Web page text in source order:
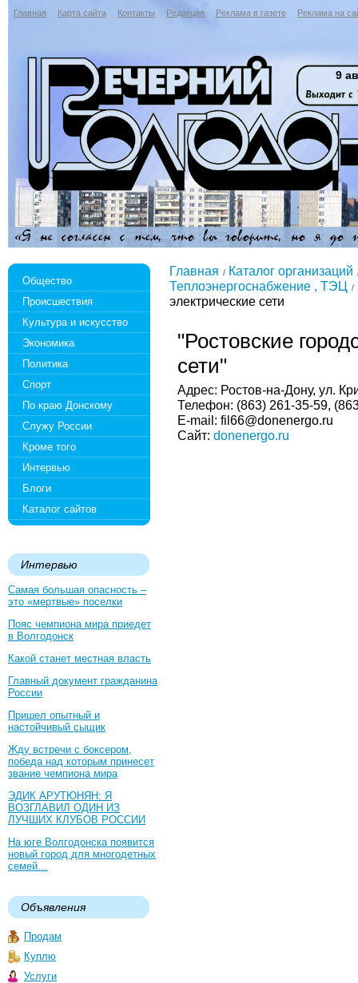
Главная Карта сайта Контакты Редакция Реклама в газете Реклама на
9
Общество
Происшествия
Культура и искусство
Экономика
Политика
Спорт
По краю Донскому
Служу России
Кроме того
Интервью
Блоги
Каталог сайтов
Интервью
Самая большая опасность –
это «мертвые» поселки
Пояс чемпиона мира приедет
в Волгодонск
Какой станет местная власть
Главный документ гражданина
России
Пришел опытный и
настойчивый сыщик
Жду встречи с боксером,
победа над которым принесет
звание чемпиона мира
ЭДИК АРУТЮНЯН: Я
ВОЗГЛАВИЛ ОДИН ИЗ
ЛУЧШИХ КЛУБОВ РОССИИ
На юге Волгодонска появится
новый город для многодетных
семей…
Объявления
Продам
Куплю
Услуги
Главная
Каталог организаций
Теплоэнергоснабжение , ТЭЦ
электрические сети
"Ростовские
сети"
Адрес: Ростов-на-Дону, ул.
Телефон: (863) 261-35-59,
E-mail: fil66@donenergo.ru
Сайт: donenergo.ru